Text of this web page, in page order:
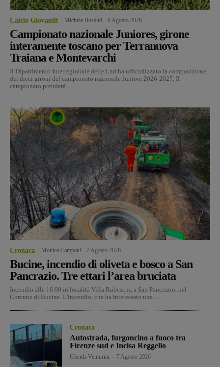
Calcio Giovanili Michele Bossini 8 Agosto 2026
Campionato nazionale Juniores, girone
interamente toscano per Terranuova
Traiana e Montevarchi
Il Dipartimento Interregionale delle Lnd ha ufficializzato la composizione
dei dieci gironi del campionato nazionale Juniore 2026-2027, Il
campionato prenderà...
Cronaca Monica Campani 7 Agosto 2026
Bucine, incendio di oliveta e bosco a San
Pancrazio. Tre ettari l’area bruciata
Incendio alle 16.00 in località Villa Rubeschi, a San Pancrazio, nel
Comune di Bucine. L'incendio, che ha interessato una...
Cronaca
Autostrada, furgoncino a fuoco tra
Firenze sud e Incisa Reggello
Glenda Venturini 7 Agosto 2026